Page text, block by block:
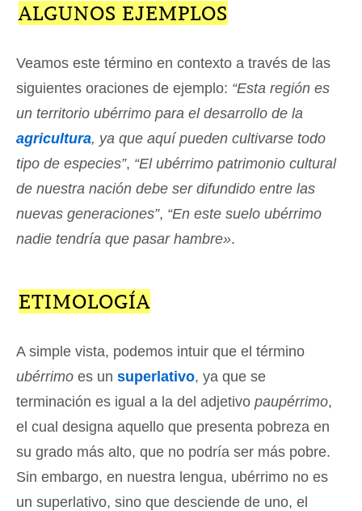
ALGUNOS EJEMPLOS
Veamos este término en contexto a través de las
siguientes oraciones de ejemplo: “Esta región es
un territorio ubérrimo para el desarrollo de la
agricultura, ya que aquí pueden cultivarse todo
tipo de especies”, “El ubérrimo patrimonio cultural
de nuestra nación debe ser difundido entre las
nuevas generaciones”, “En este suelo ubérrimo
nadie tendría que pasar hambre».
ETIMOLOGÍA
A simple vista, podemos intuir que el término
ubérrimo es un superlativo, ya que se
terminación es igual a la del adjetivo paupérrimo,
el cual designa aquello que presenta pobreza en
su grado más alto, que no podría ser más pobre.
Sin embargo, en nuestra lengua, ubérrimo no es
un superlativo, sino que desciende de uno, el